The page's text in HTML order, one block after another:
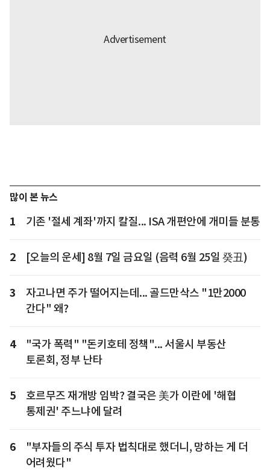
많이 본 뉴스
1 기존 '절세 계좌'까지 칼질... ISA 개편안에 개미들 분통
2 [오늘의 운세] 8월 7일 금요일 (음력 6월 25일 癸丑)
3
자고나면 주가 떨어지는데... 골드만삭스 "1만2000
간다" 왜?
4
"국가 폭력" "돈키호테 정책"... 서울시 부동산
토론회, 정부 난타
5
호르무즈 재개방 임박? 결국은 美가 이란에 '해협
통제권' 주느냐에 달려
6
"부자들의 주식 투자 법칙대로 했더니, 망하는 게 더
어려웠다"